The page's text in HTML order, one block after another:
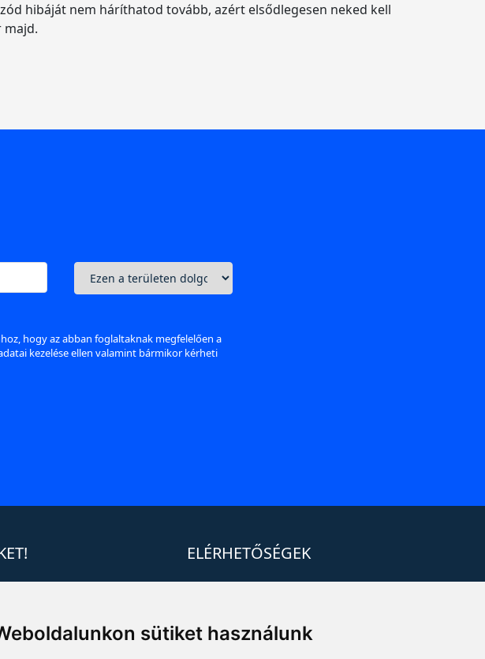
sütiket használunk
hibáját nem háríthatod tovább, azért elsődlegesen neked kell
majd.
hogy az abban foglaltaknak megfelelően a
kezelése ellen valamint bármikor kérheti
ELÉRHETŐSÉGEK
info@mprx.hu